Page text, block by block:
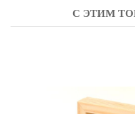
С ЭТИМ